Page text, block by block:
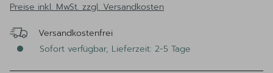
Preise inkl. MwSt. zzgl. Versandkosten
Versandkostenfrei
Sofort verfügbar, Lieferzeit: 2-5 Tage